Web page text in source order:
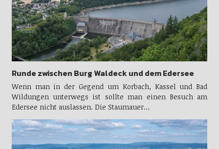
Runde zwischen Burg Waldeck und dem Edersee
Wenn man in der Gegend um Korbach, Kassel und Bad
Wildungen unterwegs ist sollte man einen Besuch am
Edersee nicht auslassen. Die Staumauer…